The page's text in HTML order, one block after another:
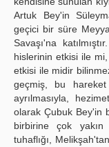
Artuk Bey'in
geçici bir süre
Savaşı'na
hislerinin etkisi ile
etkisi ile midir
geçmiş, bu
ayrılmasıyla,
olarak Çubuk Bey'in
birbirine çok
tuhaflığı,